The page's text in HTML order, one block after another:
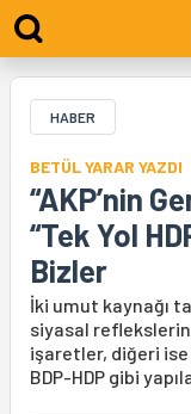
HABER
BETÜL YARAR YAZDI
“AKP’nin
“Tek Yol
Bizler
İki umut kaynağı
siyasal
işaretler, diğeri
BDP-HDP gibi